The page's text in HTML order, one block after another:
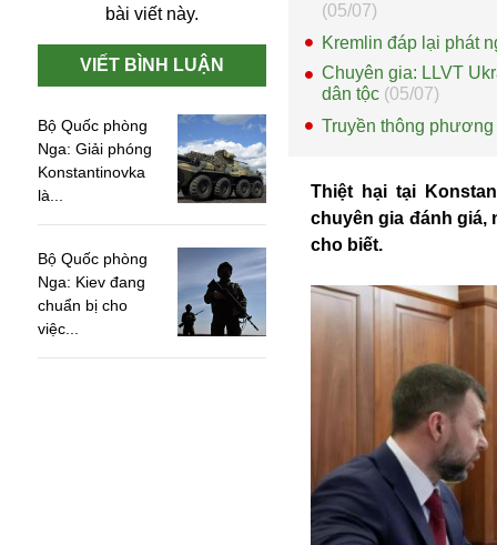
bài viết này.
VIẾT BÌNH LUẬN
Bộ Quốc phòng
Nga: Giải phóng
Konstantinovka
là...
Bộ Quốc phòng
Nga: Kiev đang
chuẩn bị cho
việc...
(05/07)
Kremlin đáp lại phát
Chuyên gia: LLVT
dân tộc (05/07)
Truyền thông
Thiệt hại tại
chuyên gia đánh giá,
cho biết.